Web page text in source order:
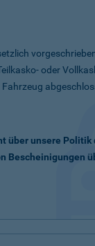
oder
über unsere Politik
Bescheinigungen